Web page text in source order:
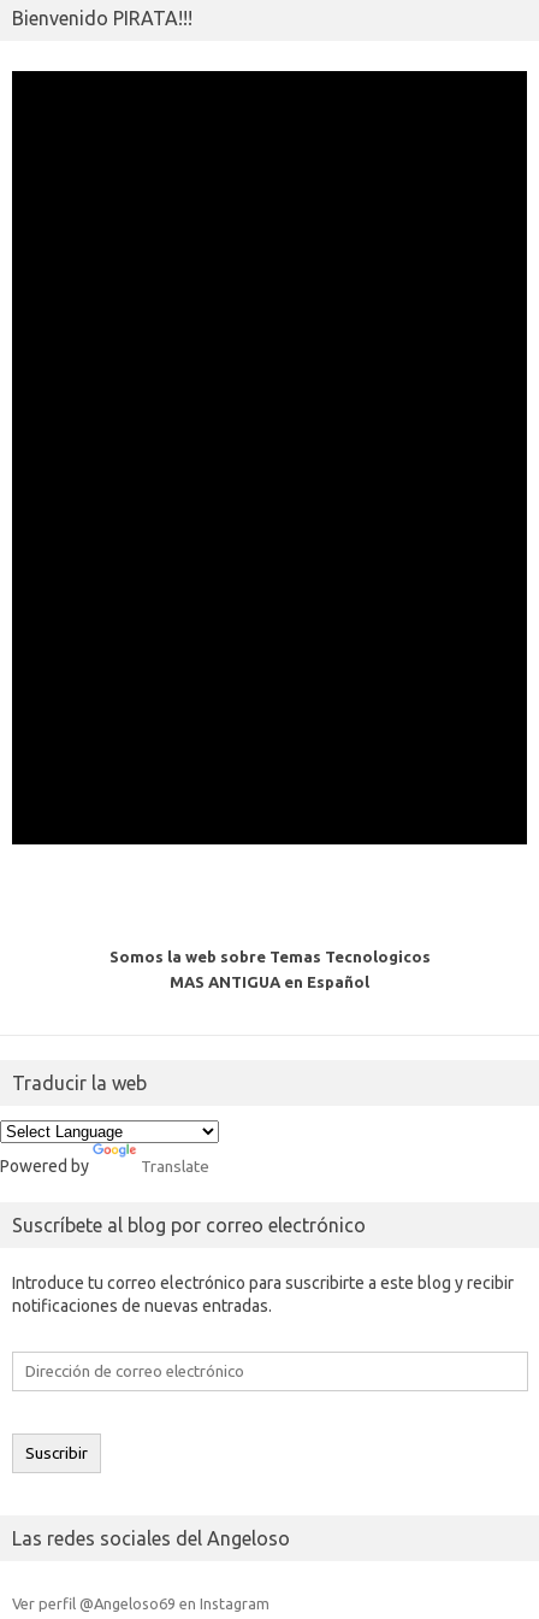
Bienvenido PIRATA!!!
Somos la web sobre Temas Tecnologicos
MAS ANTIGUA en Español
Traducir la web
Powered by Translate
Suscríbete al blog por correo electrónico
Introduce tu correo electrónico para suscribirte a este blog y recibir
notificaciones de nuevas entradas.
Dirección
electrónico
Suscribir
Las redes sociales del Angeloso
Ver perfil @Angeloso69 en Instagram